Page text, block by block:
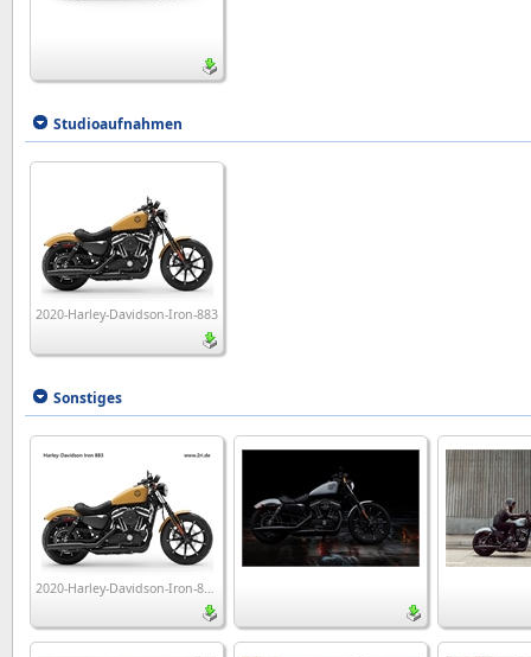
Studioaufnahmen
2020-Harley-Davidson-Iron-883
Sonstiges
2020-Harley-Davidson-Iron-883_wp1